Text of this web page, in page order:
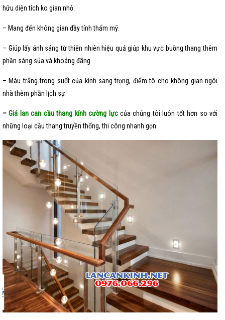
hữu diện tích ko gian nhỏ.
– Mang đến không gian đầy tính thẩm mỹ.
– Giúp lấy ánh sáng từ thiên nhiên hiệu quả giúp khu vực buồng thang thêm
phần sáng sủa và khoáng đãng.
– Màu trắng trong suốt của kính sang trọng, điểm tô cho không gian ngôi
nhà thêm phần lịch sự.
–Giá lan can cầu thang kính cường lực của chúng tôi luôn tốt hơn so với
những loại cầu thang truyền thống, thi công nhanh gọn.